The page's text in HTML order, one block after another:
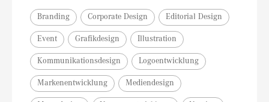
Branding Corporate Design Editorial Design
Event Grafikdesign Illustration
Kommunikationsdesign Logoentwicklung
Markenentwicklung Mediendesign